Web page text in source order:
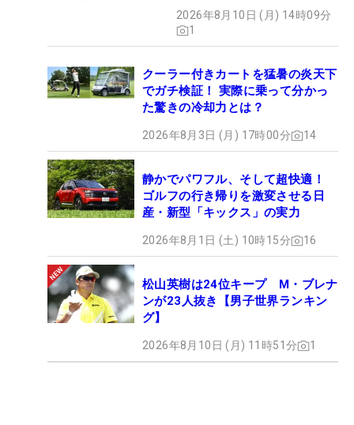
2026年8月10日 (月) 14時09分
1
クーラー付きカートを猛暑の炎天下
でガチ検証！ 実際に乗って分かっ
た驚きの冷却力とは？
2026年8月3日 (月) 17時00分 14
静かでパワフル、そして超快適！
ゴルフの行き帰りを激変させる日
産・新型「キックス」の実力
2026年8月1日 (土) 10時15分 16
松山英樹は24位キープ M・ブレナ
ンが23人抜き【男子世界ランキン
グ】
2026年8月10日 (月) 11時51分 1